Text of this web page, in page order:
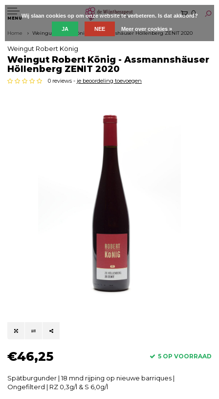
MENU
0
Home Weingut Robert König - Assmannshäuser Höllenberg ZENIT 2020
Weingut Robert König
Weingut Robert König - Assmannshäuser
Höllenberg ZENIT 2020
0 reviews - je beoordeling toevoegen
€46,25 5 OP VOORRAAD
Spätburgunder | 18 mnd rijping op nieuwe barriques |
Ongefilterd | RZ 0,3g/l & S 6,0g/l
Wij slaan cookies op om onze website te verbeteren. Is dat akkoord?
JA NEE Meer over cookies »